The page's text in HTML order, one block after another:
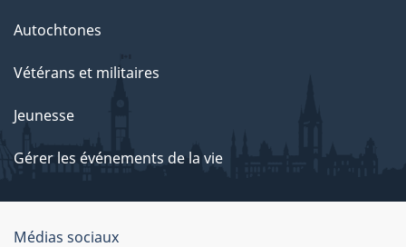
Autochtones
Vétérans et militaires
Jeunesse
Gérer les événements de la vie
Organisation
Médias sociaux